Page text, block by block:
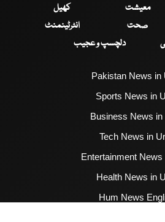
معیشت
کھیل
صحت
انٹرٹینمنٹ
دلچسپ و عجیب
Pakistan News in
Sports News in
Business News in
Tech News in
Entertainment News
Health News in
Hum News